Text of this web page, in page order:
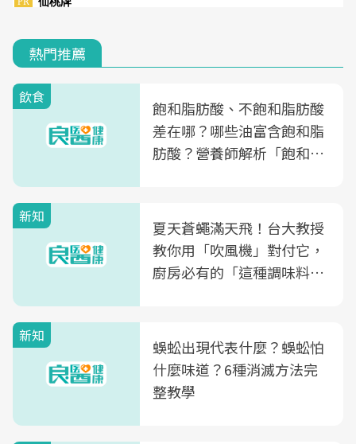
熱門推薦
飲食
飽和脂肪酸、不飽和脂肪酸
差在哪？哪些油富含飽和脂
肪酸？營養師解析「飽和脂
新知
夏天蒼蠅滿天飛！台大教授
教你用「吹風機」對付它，
廚房必有的「這種調味料」
新知
蜈蚣出現代表什麼？蜈蚣怕
什麼味道？6種消滅方法完
整教學